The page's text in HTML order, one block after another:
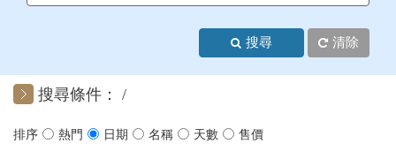
+
客製化行程
搜尋 清除
搜尋條件：